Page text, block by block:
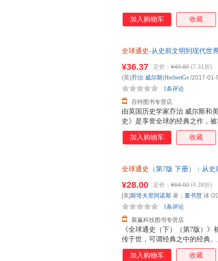
加入购物车 收藏
全球通史-从史前文明到现代世
由英国历史学家乔治 威尔斯和
史》是享誉全球的经典之作，
来，在多个国家被翻译成十几
中文版由知名翻译家李云哲参
旧石器时代的诞生着笔，纵贯
明的演变发展为经线，以世界
洋洋洒洒五十万余字，透视全
不仅对世界自古至今
¥36.37 定价： ¥49.80 (7.31折)
百特图书专营店
1条评论
(英)乔治·威尔斯(HerbertGe /2017-01-
加入购物车 收藏
全球通史
（第7版 下册）：从
本而非一套，电子发票！
《全球通史（下）（第7版）
传于世，可谓经典之中的经典
在保留原文精华的基础上，又
体系上更加完善。尤其值得一
¥28.00 定价： ¥64.00 (4.38折)
聚赢科技图书专营店
1条评论
[美]斯塔夫里阿诺斯 著； 董书慧 译 /
加入购物车 收藏